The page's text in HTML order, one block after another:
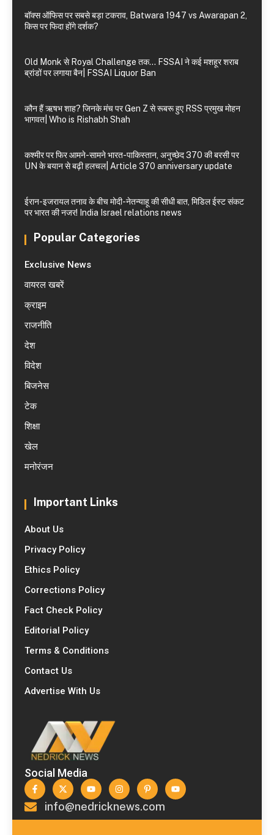
बॉक्स ऑफिस पर सबसे बड़ा टकराव, Batwara 1947 vs Awarapan 2,
किस पर फिदा होंगे दर्शक?
Old Monk से Royal Challenge तक… FSSAI ने कई मशहूर शराब
ब्रांडों पर लगाया बैन| FSSAI Liquor Ban
कौन हैं ऋषभ शाह? जिनके मंच पर Gen Z से रूबरू हुए RSS प्रमुख मोहन
भागवत| Who is Rishabh Shah
कश्मीर पर फिर आमने-सामने भारत-पाकिस्तान, अनुच्छेद 370 की बरसी पर
UN के बयान से बढ़ी हलचल| Article 370 anniversary update
ईरान-इजरायल तनाव के बीच मोदी-नेतन्याहू की सीधी बात, मिडिल ईस्ट संकट
पर भारत की नजर! India Israel relations news
Popular Categories
Exclusive News
वायरल खबरें
क्राइम
राजनीति
देश
विदेश
बिजनेस
टेक
शिक्षा
खेल
मनोरंजन
Important Links
About Us
Privacy Policy
Ethics Policy
Corrections Policy
Fact Check Policy
Editorial Policy
Terms & Conditions
Contact Us
Advertise With Us
Social Media
info@nedricknews.com